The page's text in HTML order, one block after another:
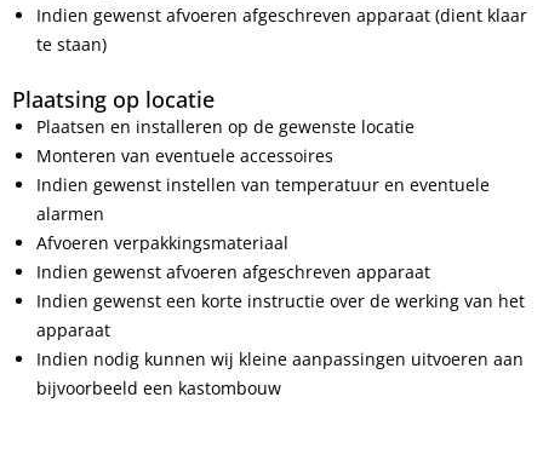
Indien gewenst afvoeren afgeschreven apparaat (dient klaar
te staan)
Plaatsing op locatie
Plaatsen en installeren op de gewenste locatie
Monteren van eventuele accessoires
Indien gewenst instellen van temperatuur en eventuele
alarmen
Afvoeren verpakkingsmateriaal
Indien gewenst afvoeren afgeschreven apparaat
Indien gewenst een korte instructie over de werking van het
apparaat
Indien nodig kunnen wij kleine aanpassingen uitvoeren aan
bijvoorbeeld een kastombouw